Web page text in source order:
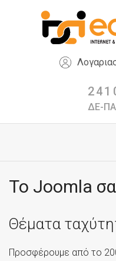
ΔΕ-
Το Joomla
Θέματα
Προσφέρουμε από το